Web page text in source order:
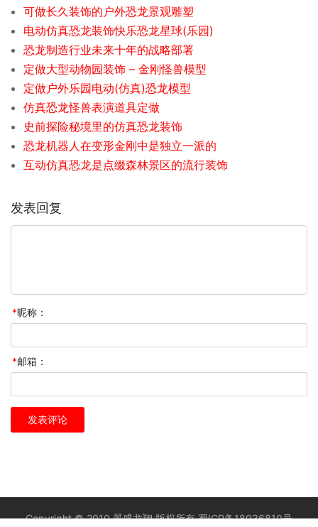
可做长久装饰的户外恐龙景观雕塑
电动仿真恐龙装饰快乐恐龙星球(乐园)
恐龙制造行业未来十年的战略部署
定做大型动物园装饰 – 金刚怪兽模型
定做户外乐园电动(仿真)恐龙模型
仿真恐龙怪兽表演道具定做
史前探险秘境里的仿真恐龙装饰
恐龙机器人在变形金刚中是独立一派的
互动仿真恐龙是点缀森林景区的流行装饰
发表回复
*昵称：
*邮箱：
Copyright © 2010 景盛龙翔 版权所有蜀ICP备18036810号